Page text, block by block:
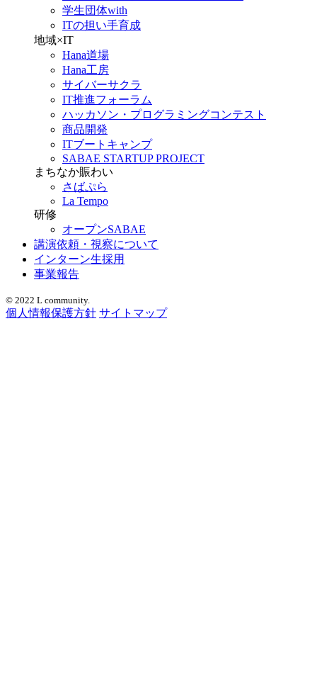
学生団体with
ITの担い手育成
地域×IT
Hana道場
Hana工房
サイバーサクラ
IT推進フォーラム
ハッカソン・プログラミングコンテスト
商品開発
ITブートキャンプ
SABAE STARTUP PROJECT
まちなか賑わい
さばぷら
La Tempo
研修
オープンSABAE
講演依頼・視察について
インターン生採用
事業報告
© 2022 L community.
個人情報保護方針 サイトマップ